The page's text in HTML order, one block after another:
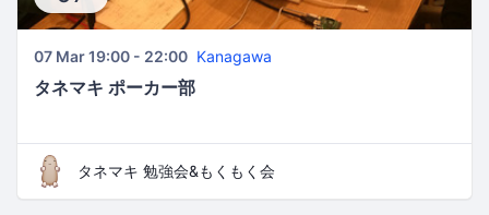
07 Mar 19:00 - 22:00 Kanagawa
タネマキ ポーカー部
タネマキ 勉強会&もくもく会